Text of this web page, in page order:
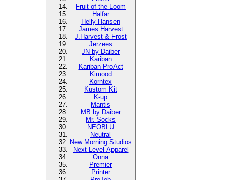
Fruit of the Loom
Halfar
Helly Hansen
James Harvest
J.Harvest & Frost
Jerzees
JN by Daiber
Kariban
Kariban ProAct
Kimood
Korntex
Kustom Kit
K-up
Mantis
MB by Daiber
Mr. Socks
NEOBLU
Neutral
New Morning Studios
Next Level Apparel
Onna
Premier
Printer